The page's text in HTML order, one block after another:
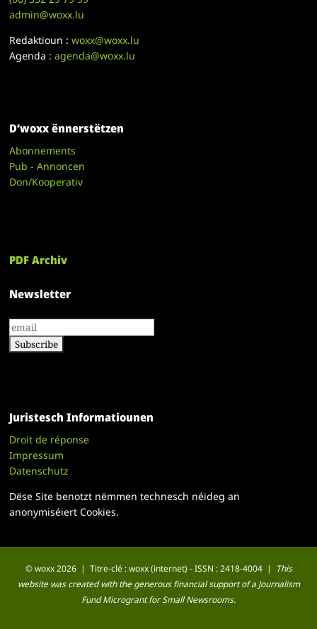
admin@woxx.lu
Redaktioun :woxx@woxx.lu
Agenda :agenda@woxx.lu
D’woxx ënnerstëtzen
Abonnements
Pub - Annoncen
Don/Kooperativ
PDF Archiv
Newsletter
Juristesch Informatiounen
Droit de réponse
Impressum
Datenschutz
Dëse Site benotzt nëmmen technesch néideg an
anonymiséiert Cookies.
© woxx 2026 | Titre-clé : woxx (internet) - ISSN : 2418-4004 |
This
website was created with the generous financial support of a Journalism
Fund Microgrant for Small Newsrooms.